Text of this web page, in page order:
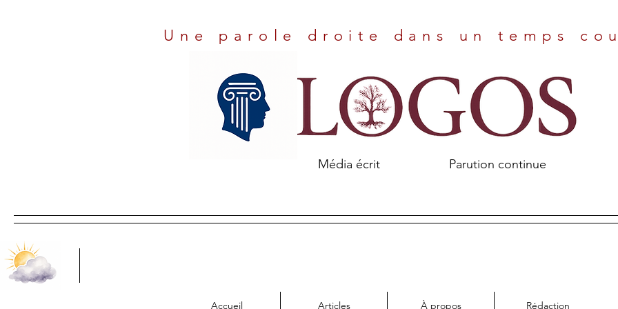
Une parole droite dans un temps
Média écrit Parution continue
Accueil Articles À propos Rédaction